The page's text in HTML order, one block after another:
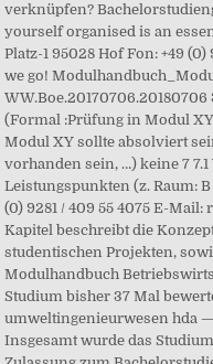
verknüpfen?
yourself organised is an
Platz-1 95028 Hof Fon: +49
we go!
(Formal :Prüfung in Modul
Modul XY sollte absolviert
vorhanden sein, …) keine 7
Leistungspunkten (z. Raum: B
(0) 9281 / 409 55 4075 E-
Kapitel beschreibt die
studentischen Projekten,
Modulhandbuch
Studium bisher 37 Mal
umweltingenieurwesen hda
Insgesamt wurde das